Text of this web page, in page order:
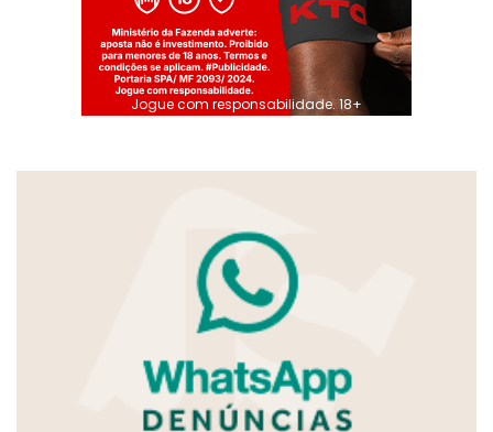
Jogue com responsabilidade. 18+